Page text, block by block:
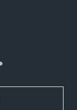
SoundCloud